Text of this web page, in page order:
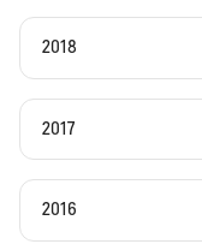
2018
2017
2016